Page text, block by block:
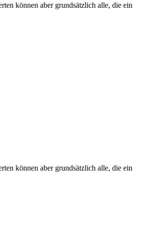
können aber grundsätzlich alle, die ein
können aber grundsätzlich alle, die ein